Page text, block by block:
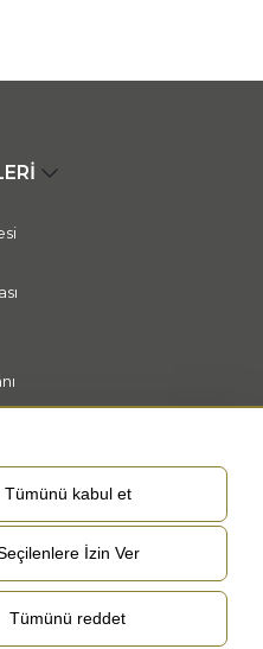
Dil TR
Tümünü reddet
İzin Ver
Tümünü kabul et